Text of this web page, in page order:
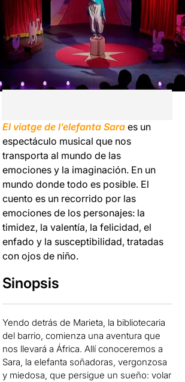
El viatge de l’elefanta Sara es un
espectáculo musical que nos
transporta al mundo de las
emociones y la imaginación. En un
mundo donde todo es posible. El
cuento es un recorrido por las
emociones de los personajes: la
timidez, la valentía, la felicidad, el
enfado y la susceptibilidad, tratadas
con ojos de niño.
Sinopsis
Yendo detrás de Marieta, la bibliotecaria
del barrio, comienza una aventura que
nos llevará a África. Allí conoceremos a
Sara, la elefanta soñadoras, vergonzosa
y miedosa, que persigue un sueño: volar